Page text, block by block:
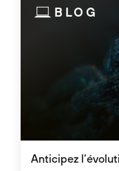
BLOG
Anticipez